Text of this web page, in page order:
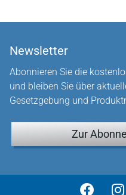
Newsletter
Abonnieren Sie die
und bleiben Sie über
Gesetzgebung und
Zur